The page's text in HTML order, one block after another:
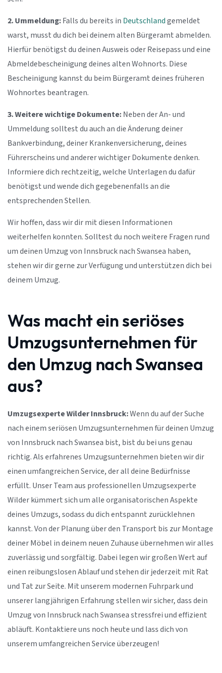
2. Ummeldung:Falls du bereits in Deutschlandgemeldet
warst, musst du dich bei deinem alten Bürgeramt abmelden.
Hierfür benötigst du deinen Ausweis oder Reisepass und eine
Abmeldebescheinigung deines alten Wohnorts. Diese
Bescheinigung kannst du beim Bürgeramt deines früheren
Wohnortes beantragen.
3. Weitere wichtige Dokumente:Neben der An- und
Ummeldung solltest du auch an die Änderung deiner
Bankverbindung, deiner Krankenversicherung, deines
Führerscheins und anderer wichtiger Dokumente denken.
Informiere dich rechtzeitig, welche Unterlagen du dafür
benötigst und wende dich gegebenenfalls an die
entsprechenden Stellen.
Wir hoffen, dass wir dir mit diesen Informationen
weiterhelfen konnten. Solltest du noch weitere Fragen rund
um deinen Umzug von Innsbruck nach Swansea haben,
stehen wir dir gerne zur Verfügung und unterstützen dich bei
deinem Umzug.
Was macht ein seriöses
Umzugsunternehmen für
den Umzug nach Swansea
aus?
Umzugsexperte Wilder Innsbruck:Wenn du auf der Suche
nach einem seriösen Umzugsunternehmen für deinen Umzug
von Innsbruck nach Swansea bist, bist du bei uns genau
richtig. Als erfahrenes Umzugsunternehmen bieten wir dir
einen umfangreichen Service, der all deine Bedürfnisse
erfüllt. Unser Team aus professionellen Umzugsexperte
Wilder kümmert sich um alle organisatorischen Aspekte
deines Umzugs, sodass du dich entspannt zurücklehnen
kannst. Von der Planung über den Transport bis zur Montage
deiner Möbel in deinem neuen Zuhause übernehmen wir alles
zuverlässig und sorgfältig. Dabei legen wir großen Wert auf
einen reibungslosen Ablauf und stehen dir jederzeit mit Rat
und Tat zur Seite. Mit unserem modernen Fuhrpark und
unserer langjährigen Erfahrung stellen wir sicher, dass dein
Umzug von Innsbruck nach Swansea stressfrei und effizient
abläuft. Kontaktiere uns noch heute und lass dich von
unserem umfangreichen Service überzeugen!